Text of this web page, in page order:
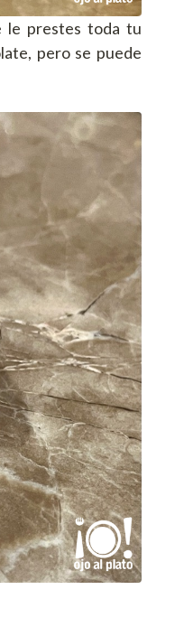
le prestes toda tu
pero se puede